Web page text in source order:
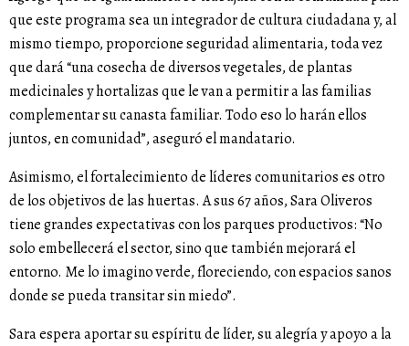
que este programa sea un integrador de cultura ciudadana y, al
mismo tiempo, proporcione seguridad alimentaria, toda vez
que dará “una cosecha de diversos vegetales, de plantas
medicinales y hortalizas que le van a permitir a las familias
complementar su canasta familiar. Todo eso lo harán ellos
juntos, en comunidad”, aseguró el mandatario.
Asimismo, el fortalecimiento de líderes comunitarios es otro
de los objetivos de las huertas. A sus 67 años, Sara Oliveros
tiene grandes expectativas con los parques productivos: “No
solo embellecerá el sector, sino que también mejorará el
entorno. Me lo imagino verde, floreciendo, con espacios sanos
donde se pueda transitar sin miedo”.
Sara espera aportar su espíritu de líder, su alegría y apoyo a la